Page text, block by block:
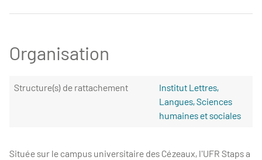
Organisation
Structure(s) de rattachement
Institut Lettres,
Langues, Sciences
humaines et sociales
Située sur le campus universitaire des Cézeaux, l'UFR Staps a